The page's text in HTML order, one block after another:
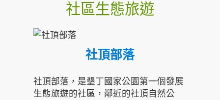
社區生態旅遊
社頂部落
社頂部落，是墾丁國家公園第一個發展
生態旅遊的社區，鄰近的社頂自然公